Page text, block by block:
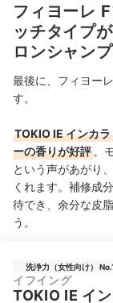
フィヨーレ
ッチタイプ
ロンシャン
最後に、フィヨー
す。
TOKIO IE インカ
ーの香りが好評 。
という声があがり
くれます。補修成
待でき、余分な皮
う。
洗浄力（女性向け）
イフイング
TOKIO IE イン